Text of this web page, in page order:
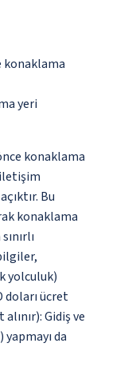
konaklama
yeri
konaklama
Bu
konaklama
yolculuk)
doları ücret
Gidiş ve
da